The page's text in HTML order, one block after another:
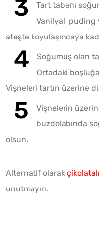
Tart tabanı
Vanilyalı puding
ateşte koyulaşıncaya
Soğumuş olan
Ortadaki
Vişneleri tartın üzerine
Vişnelerin
buzdolabında
olsun.
Alternatif olarak
unutmayın.